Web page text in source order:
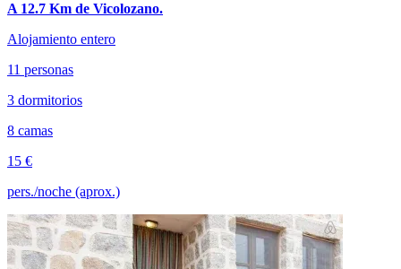
A 12.7 Km de Vicolozano.
Alojamiento entero
11 personas
3 dormitorios
8 camas
15 €
pers./noche (aprox.)